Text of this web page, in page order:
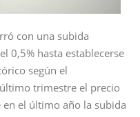
con una subida
0,5% hasta establecerse
según el
trimestre el precio
el último año la subida